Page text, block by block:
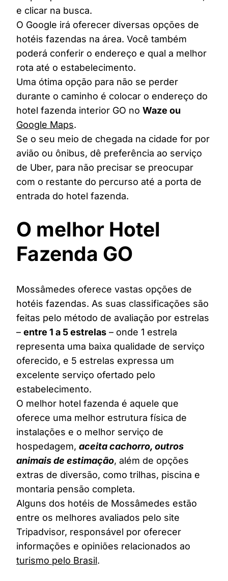
e clicar na busca.
O Google irá oferecer diversas opções de
hotéis fazendas na área. Você também
poderá conferir o endereço e qual a melhor
rota até o estabelecimento.
Uma ótima opção para não se perder
durante o caminho é colocar o endereço do
hotel fazenda interior GO no Waze ou
Google Maps.
Se o seu meio de chegada na cidade for por
avião ou ônibus, dê preferência ao serviço
de Uber, para não precisar se preocupar
com o restante do percurso até a porta de
entrada do hotel fazenda.
O melhor Hotel
Fazenda GO
Mossâmedes oferece vastas opções de
hotéis fazendas. As suas classificações são
feitas pelo método de avaliação por estrelas
– entre 1 a 5 estrelas – onde 1 estrela
representa uma baixa qualidade de serviço
oferecido, e 5 estrelas expressa um
excelente serviço ofertado pelo
estabelecimento.
O melhor hotel fazenda é aquele que
oferece uma melhor estrutura física de
instalações e o melhor serviço de
hospedagem, aceita cachorro, outros
animais de estimação, além de opções
extras de diversão, como trilhas, piscina e
montaria pensão completa.
Alguns dos hotéis de Mossâmedes estão
entre os melhores avaliados pelo site
Tripadvisor, responsável por oferecer
informações e opiniões relacionados ao
turismo pelo Brasil.